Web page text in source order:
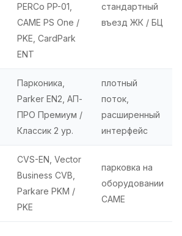
PERCo PP-01,
CAME PS One /
PKE, CardPark
ENT
стандартный
въезд ЖК / БЦ
Парконика,
Parker EN2, АП-
ПРО Премиум /
Классик 2 ур.
плотный
поток,
расширенный
интерфейс
CVS-EN, Vector
Business CVB,
Parkare PKM /
PKE
парковка на
оборудовании
CAME